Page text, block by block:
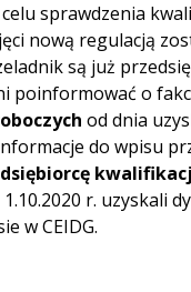
sprawdzenia
nową regulacją
są już
o
od dnia
do wpisu
r. uzyskali
w CEIDG.